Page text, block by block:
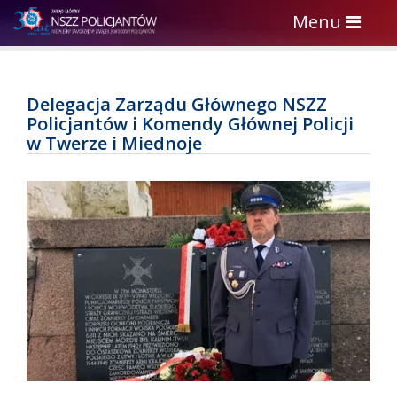
Toggle
navigation
Menu
Delegacja Zarządu Głównego NSZZ
Policjantów i Komendy Głównej Policji
w Twerze i Miednoje